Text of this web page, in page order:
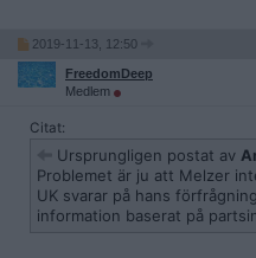
2019-11-13, 12:50
FreedomDeep
Medlem
Citat:
Ursprungligen postat av
Problemet är ju att Melzer
UK svarar på hans
information baserat på